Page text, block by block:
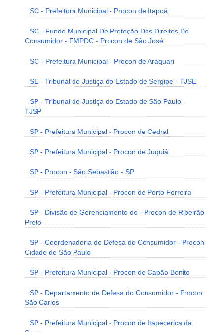
SC - Prefeitura Municipal - Procon de Itapoá
SC - Fundo Municipal De Proteção Dos Direitos Do
Consumidor - FMPDC - Procon de São José
SC - Prefeitura Municipal - Procon de Araquari
SE - Tribunal de Justiça do Estado de Sergipe - TJSE
SP - Tribunal de Justiça do Estado de São Paulo -
TJSP
SP - Prefeitura Municipal - Procon de Cedral
SP - Prefeitura Municipal - Procon de Juquiá
SP - Procon - São Sebastião - SP
SP - Prefeitura Municipal - Procon de Porto Ferreira
SP - Divisão de Gerenciamento do - Procon de Ribeirão
Preto
SP - Coordenadoria de Defesa do Consumidor - Procon
Cidade de São Paulo
SP - Prefeitura Municipal - Procon de Capão Bonito
SP - Departamento de Defesa do Consumidor - Procon
São Carlos
SP - Prefeitura Municipal - Procon de Itapecerica da